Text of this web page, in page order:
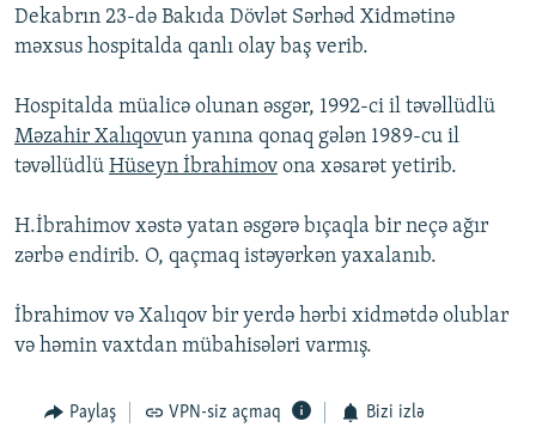
QANUNI DOĞRU
ARAŞDIRMA
MULTIMEDIA
VIDEO
İNFOQRAFIKA
RADIO ARXIV
AZƏRBAYCAN ƏDƏBIYYATI KITABXANASI
İSLAM VƏ DEMOKRATIYA
İZ - MƏDƏNIYYƏT PROQRAMI
MISSIYAMIZ
PEŞƏ ETIKASI VƏ JURNALISTIKA STANDARTLARIMIZ
MATERIALLARIMIZDAN ISTIFADƏ
AZADLIQRADIOSU MOBIL TELEFONUNUZDA
BIZIMLƏ ƏLAQƏ
BIZI IZLƏ
Dekabrın 23-də Bakıda Dövlət Sərhəd Xidmətinə
məxsus hospitalda qanlı olay baş verib.
Hospitalda müalicə olunan əsgər, 1992-ci il təvəllüdlü
Məzahir Xalıqovun yanına qonaq gələn 1989-cu il
təvəllüdlü Hüseyn İbrahimov ona xəsarət yetirib.
H.İbrahimov xəstə yatan əsgərə bıçaqla bir neçə ağır
zərbə endirib. O, qaçmaq istəyərkən yaxalanıb.
İbrahimov və Xalıqov bir yerdə hərbi xidmətdə olublar
və həmin vaxtdan mübahisələri varmış.
Paylaş VPN-siz açmaq Bizi izlə